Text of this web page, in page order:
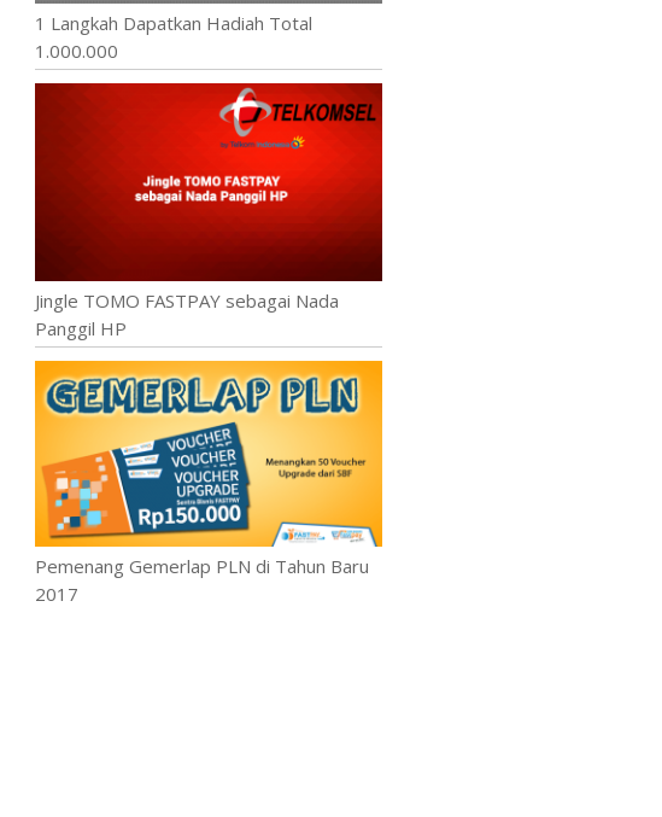
1 Langkah Dapatkan Hadiah Total
1.000.000
Jingle TOMO FASTPAY sebagai Nada
Panggil HP
Pemenang Gemerlap PLN di Tahun Baru
2017